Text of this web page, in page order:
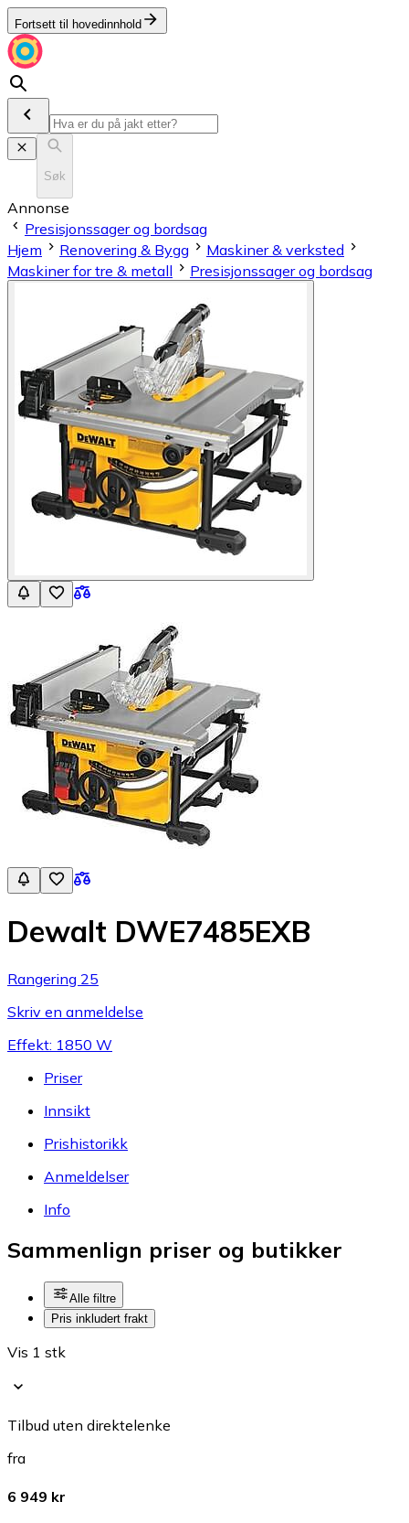
Fortsett til hovedinnhold
Søk
Annonse
Presisjonssager og bordsag
Hjem
Renovering & Bygg
Maskiner & verksted
Maskiner for tre & metall
Presisjonssager og bordsag
Dewalt DWE7485EXB
Rangering 25
Skriv en anmeldelse
Effekt: 1850 W
Priser
Innsikt
Prishistorikk
Anmeldelser
Info
Sammenlign priser og butikker
Alle filtre
Pris inkludert frakt
Vis 1 stk
Tilbud uten direktelenke
fra
6 949 kr